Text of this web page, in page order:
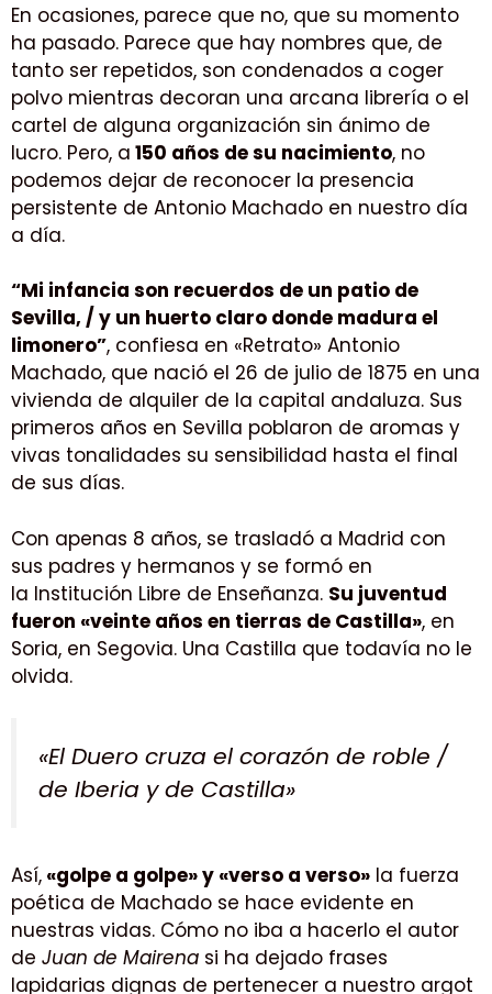
En ocasiones, parece que no, que su momento
ha pasado. Parece que hay nombres que, de
tanto ser repetidos, son condenados a coger
polvo mientras decoran una arcana librería o el
cartel de alguna organización sin ánimo de
lucro. Pero, a 150 años de su nacimiento, no
podemos dejar de reconocer la presencia
persistente de Antonio Machado en nuestro día
a día.
“Mi infancia son recuerdos de un patio de
Sevilla, / y un huerto claro donde madura el
limonero”, confiesa en «Retrato» Antonio
Machado, que nació el 26 de julio de 1875 en una
vivienda de alquiler de la capital andaluza. Sus
primeros años en Sevilla poblaron de aromas y
vivas tonalidades su sensibilidad hasta el final
de sus días.
Con apenas 8 años, se trasladó a Madrid con
sus padres y hermanos y se formó en
la Institución Libre de Enseñanza. Su juventud
fueron «veinte años en tierras de Castilla», en
Soria, en Segovia. Una Castilla que todavía no le
olvida.
«El Duero cruza el corazón de roble /
de Iberia y de Castilla»
Así, «golpe a golpe» y «verso a verso» la fuerza
poética de Machado se hace evidente en
nuestras vidas. Cómo no iba a hacerlo el autor
de Juan de Mairena si ha dejado frases
lapidarias dignas de pertenecer a nuestro argot